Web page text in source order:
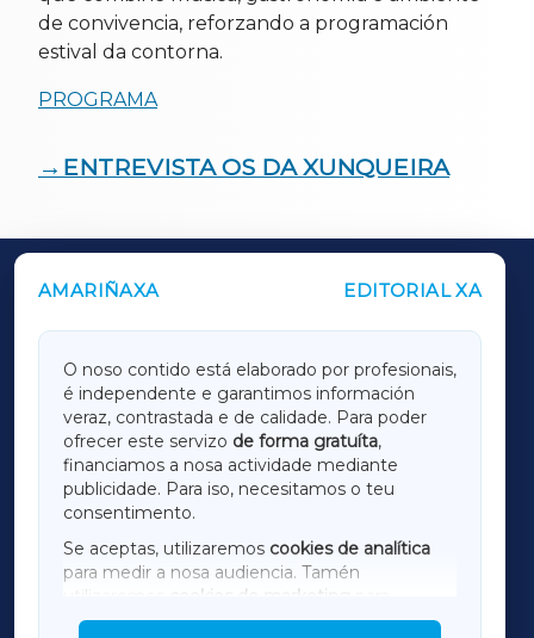
de convivencia, reforzando a programación
estival da contorna.
PROGRAMA
→ENTREVISTA OS DA XUNQUEIRA
AMARIÑAXA EDITORIAL XA
O noso contido está elaborado por profesionais,
é independente e garantimos información
veraz, contrastada e de calidade. Para poder
ofrecer este servizo de forma gratuíta,
financiamos a nosa actividade mediante
publicidade. Para iso, necesitamos o teu
consentimento.
Se aceptas, utilizaremos cookies de analítica
para medir a nosa audiencia. Tamén
utilizaremos
cookies de marketing
mostrar publicidade de terceiros.
OUTROS PERIÓDICOS
LUGOXA
TERRACHAXA
AMARIÑAXA